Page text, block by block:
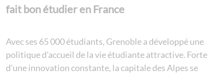
fait bon étudier en France
Avec ses 65 000 étudiants, Grenoble a développé une
politique d’accueil de la vie étudiante attractive. Forte
d’une innovation constante, la capitale des Alpes se